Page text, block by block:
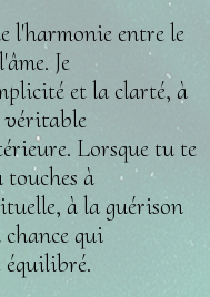
l'harmonie entre le
Je
et la clarté, à
véritable
Lorsque tu te
touches à
à la guérison
qui
équilibré.